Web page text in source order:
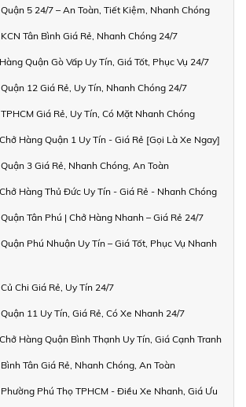
5 24/7 – An Toàn, Tiết Kiệm, Nhanh Chóng
Tân Bình Giá Rẻ, Nhanh Chóng 24/7
Quận Gò Vấp Uy Tín, Giá Tốt, Phục Vụ 24/7
12 Giá Rẻ, Uy Tín, Nhanh Chóng 24/7
Giá Rẻ, Uy Tín, Có Mặt Nhanh Chóng
Hàng Quận 1 Uy Tín - Giá Rẻ [Gọi Là Xe Ngay]
3 Giá Rẻ, Nhanh Chóng, An Toàn
Hàng Thủ Đức Uy Tín - Giá Rẻ - Nhanh Chóng
Tân Phú | Chở Hàng Nhanh – Giá Rẻ 24/7
Phú Nhuận Uy Tín – Giá Tốt, Phục Vụ Nhanh
Chi Giá Rẻ, Uy Tín 24/7
11 Uy Tín, Giá Rẻ, Có Xe Nhanh 24/7
Hàng Quận Bình Thạnh Uy Tín, Giá Cạnh Tranh
Tân Giá Rẻ, Nhanh Chóng, An Toàn
Phú Thọ TPHCM - Điều Xe Nhanh, Giá Ưu